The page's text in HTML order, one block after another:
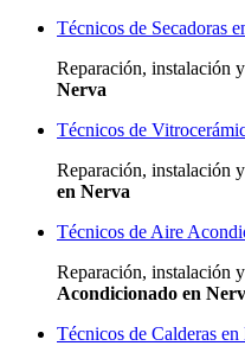
Técnicos de Secadoras
Reparación, instalación
Nerva
Técnicos de
Reparación, instalación
en Nerva
Técnicos de Aire
Reparación, instalación
Acondicionado en
Técnicos de Calderas en